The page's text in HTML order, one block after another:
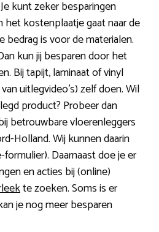
kunt zeker besparingen
het kostenplaatje gaat naar de
bedrag is voor de materialen.
kun jij besparen door het
Bij tapijt, laminaat of vinyl
uitlegvideo’s) zelf doen. Wil
product? Probeer dan
betrouwbare vloerenleggers
Holland. Wij kunnen daarin
Daarnaast doe je er
en acties bij (online)
te zoeken. Soms is er
je nog meer besparen